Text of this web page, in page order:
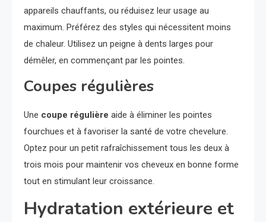
appareils chauffants, ou réduisez leur usage au
maximum. Préférez des styles qui nécessitent moins
de chaleur. Utilisez un peigne à dents larges pour
démêler, en commençant par les pointes.
Coupes régulières
Une coupe régulière aide à éliminer les pointes
fourchues et à favoriser la santé de votre chevelure.
Optez pour un petit rafraîchissement tous les deux à
trois mois pour maintenir vos cheveux en bonne forme
tout en stimulant leur croissance.
Hydratation extérieure et